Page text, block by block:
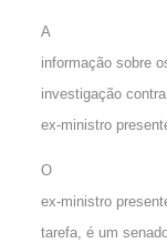
A
informação sobre
investigação
ex-ministro
O
ex-ministro
tarefa, é um